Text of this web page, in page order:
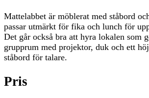
Mattelabbet är möblerat med ståbord
passar utmärkt för fika och lunch för
Det går också bra att hyra lokalen som
grupprum med projektor, duk och ett
ståbord för talare.
Pris